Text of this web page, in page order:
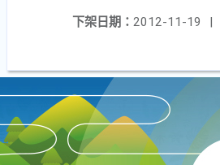
下架日期： 2012-11-19
|